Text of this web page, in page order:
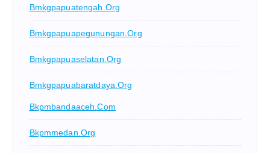
Bmkgpapuatengah.org
Bmkgpapuapegunungan.org
Bmkgpapuaselatan.org
Bmkgpapuabaratdaya.org
Bkpmbandaaceh.com
Bkpmmedan.org